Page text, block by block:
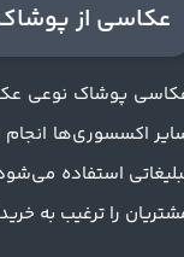
پوشاک نوعی
اکسسوری‌ها
استفاده
را ترغیب به
عکاسی از